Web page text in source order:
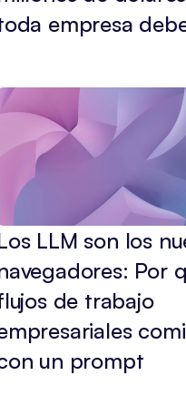
empresa
LLM son los
Por
de trabajo
un prompt